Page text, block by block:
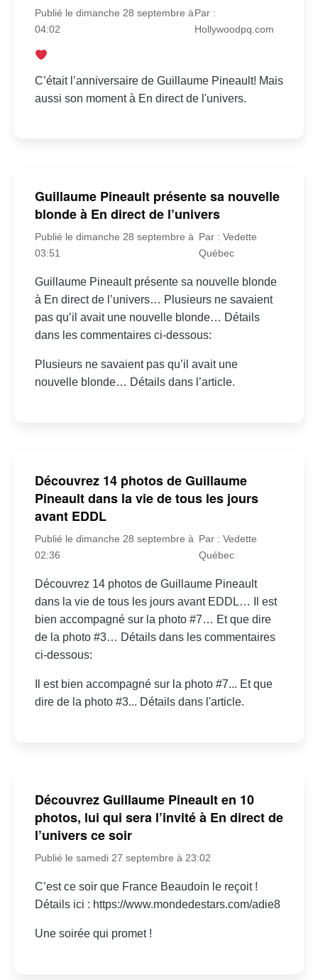
Publié le dimanche 28 septembre à
04:02
Par :
Hollywoodpq.com
C’était l’anniversaire de Guillaume Pineault! Mais
aussi son moment à En direct de l'univers.
Guillaume Pineault présente sa nouvelle
blonde à En direct de l’univers
Publié le dimanche 28 septembre à
03:51
Par : Vedette
Québec
Guillaume Pineault présente sa nouvelle blonde
à En direct de l’univers… Plusieurs ne savaient
pas qu’il avait une nouvelle blonde… Détails
dans les commentaires ci-dessous:
Plusieurs ne savaient pas qu’il avait une
nouvelle blonde… Détails dans l’article.
Découvrez 14 photos de Guillaume
Pineault dans la vie de tous les jours
avant EDDL
Publié le dimanche 28 septembre à
02:36
Par : Vedette
Québec
Découvrez 14 photos de Guillaume Pineault
dans la vie de tous les jours avant EDDL… Il est
bien accompagné sur la photo #7… Et que dire
de la photo #3… Détails dans les commentaires
ci-dessous:
Il est bien accompagné sur la photo #7... Et que
dire de la photo #3... Détails dans l'article.
Découvrez Guillaume Pineault en 10
photos, lui qui sera l’invité à En direct de
l’univers ce soir
Publié le samedi 27 septembre à 23:02
C’est ce soir que France Beaudoin le reçoit !
Détails ici : https://www.mondedestars.com/adie8
Une soirée qui promet !